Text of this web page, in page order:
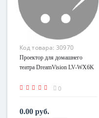
Код товара: 30970
Проектор для домашнего
театра DreamVision LV-WX6K
0
0.00 руб.